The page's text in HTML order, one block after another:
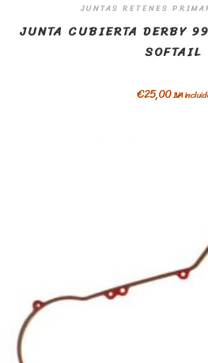
JUNTAS RETENES
JUNTA CUBIERTA DERBY
SOFTAIL
€25,00IVA